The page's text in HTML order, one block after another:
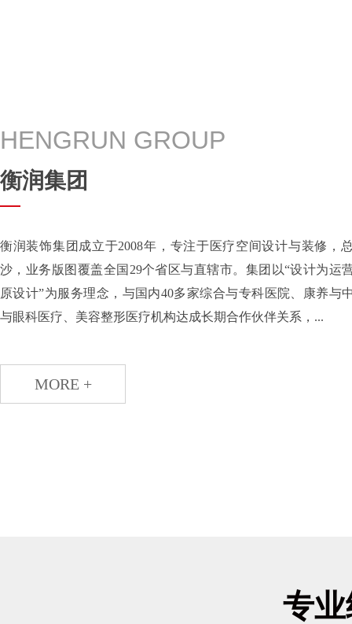
HENGRUN GROUP
衡润集团
衡润装饰集团成立于2008年，专注于医疗空间设计与装修，
沙，业务版图覆盖全国29个省区与直辖市。集团以“设计为运
原设计”为服务理念，与国内40多家综合与专科医院、康养与
与眼科医疗、美容整形医疗机构达成长期合作伙伴关系，...
MORE +
专